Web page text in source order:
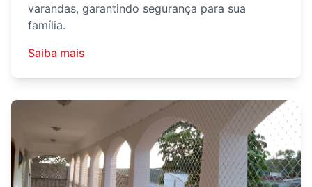
varandas, garantindo segurança para sua
família.
Saiba mais